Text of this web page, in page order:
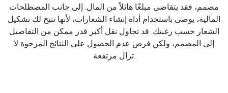
مصمم، فقد يتقاضى مبلغًا هائلاً من المال. إلى جانب المصطلحات
المالية، يوصى باستخدام أداة إنشاء الشعارات، لأنها تتيح لك تشكيل
الشعار حسب رغبتك. قد تحاول نقل أكبر قدر ممكن من التفاصيل
إلى المصمم، ولكن فرص عدم الحصول على النتائج المرجوة لا
تزال مرتفعة.